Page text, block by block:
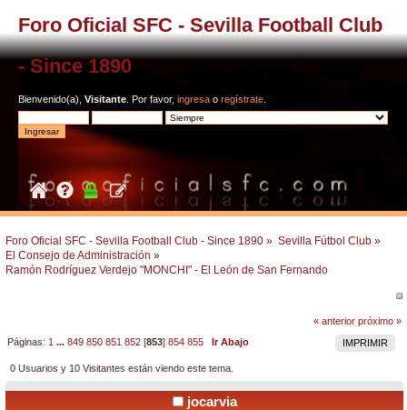
Foro Oficial SFC - Sevilla Football Club
- Since 1890
Bienvenido(a), Visitante . Por favor, ingresa o regístrate
Foro Oficial SFC - Sevilla Football Club - Since 1890 » Sevilla Fútbol Club »
El Consejo de Administración »
Ramón Rodríguez Verdejo "MONCHI" - El León de San Fernando
« anterior próximo »
IMPRIMIR
Páginas: 1 ...849 850 851 852 [853]854 855 Ir Abajo
0 Usuarios y 10 Visitantes están viendo este tema.
jocarvia